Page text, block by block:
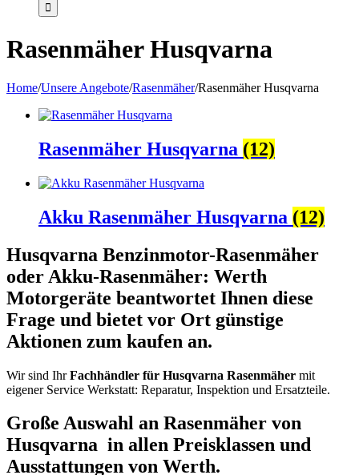
Rasenmäher Husqvarna
Home/Unsere Angebote/Rasenmäher/Rasenmäher Husqvarna
Rasenmäher Husqvarna (12)
Akku Rasenmäher Husqvarna (12)
Husqvarna Benzinmotor-Rasenmäher
oder Akku-Rasenmäher: Werth
Motorgeräte beantwortet Ihnen diese
Frage und bietet vor Ort günstige
Aktionen zum kaufen an.
Wir sind IhrFachhändler für Husqvarna Rasenmäher mit
eigener Service Werkstatt: Reparatur, Inspektion und Ersatzteile.
Große Auswahl an Rasenmäher von
Husqvarna in allen Preisklassen und
Ausstattungen von Werth.